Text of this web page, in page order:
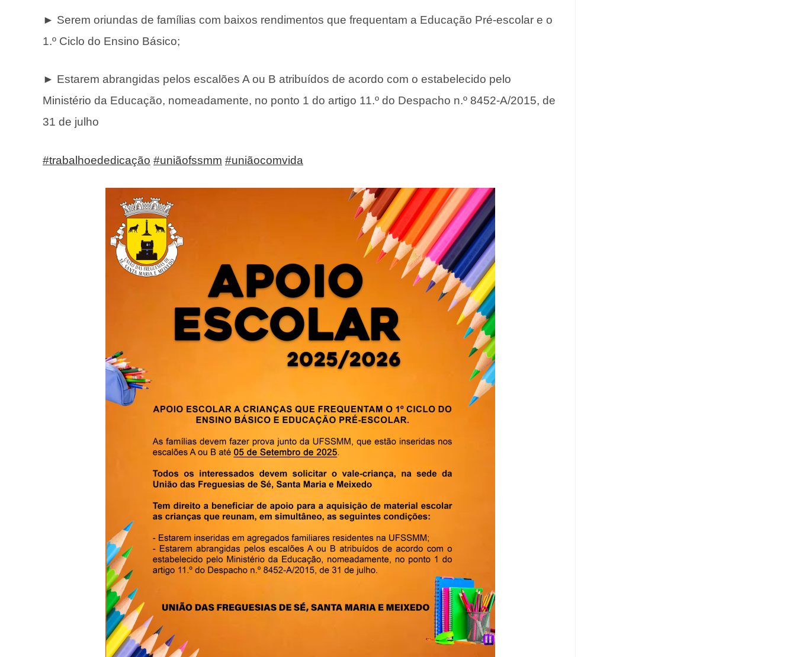
► Serem oriundas de famílias com baixos rendimentos que frequentam a Educação Pré-escolar e o
1.º Ciclo do Ensino Básico;
► Estarem abrangidas pelos escalões A ou B atribuídos de acordo com o estabelecido pelo
Ministério da Educação, nomeadamente, no ponto 1 do artigo 11.º do Despacho n.º 8452-A/2015, de
31 de julho
#trabalhoededicação #uniãofssmm #uniãocomvida